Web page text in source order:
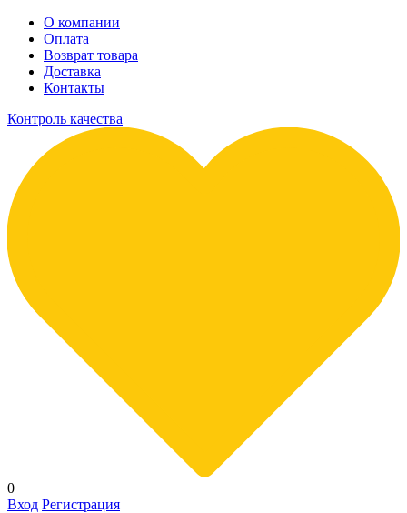
О компании
Оплата
Возврат товара
Доставка
Контакты
Контроль качества
0
Вход Регистрация